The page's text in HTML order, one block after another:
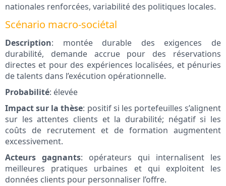
nationales renforcées, variabilité des politiques locales.
Scénario macro-sociétal
Description: montée durable des exigences de
durabilité, demande accrue pour des réservations
directes et pour des expériences localisées, et pénuries
de talents dans l’exécution opérationnelle.
Probabilité: élevée
Impact sur la thèse: positif si les portefeuilles s’alignent
sur les attentes clients et la durabilité; négatif si les
coûts de recrutement et de formation augmentent
excessivement.
Acteurs gagnants: opérateurs qui internalisent les
meilleures pratiques urbaines et qui exploitent les
données clients pour personnaliser l’offre.